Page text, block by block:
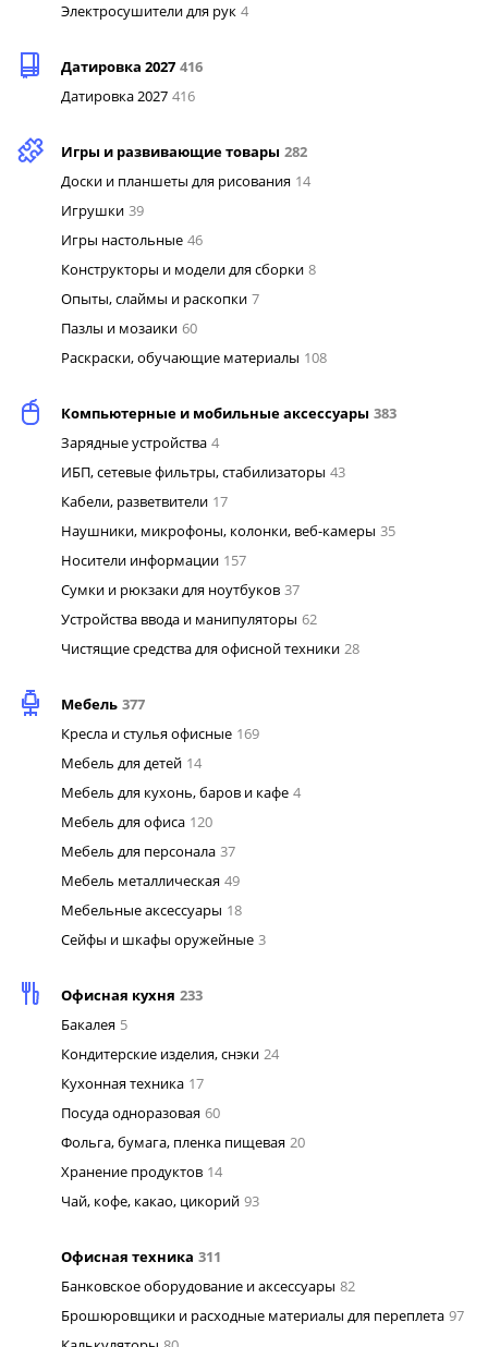
Электросушители для рук 4
Датировка 2027 416
Датировка 2027 416
Игры и развивающие товары 282
Доски и планшеты для рисования 14
Игрушки 39
Игры настольные 46
Конструкторы и модели для сборки 8
Опыты, слаймы и раскопки 7
Пазлы и мозаики 60
Раскраски, обучающие материалы 108
Компьютерные и мобильные аксессуары 383
Зарядные устройства 4
ИБП, сетевые фильтры, стабилизаторы 43
Кабели, разветвители 17
Наушники, микрофоны, колонки, веб-камеры 35
Носители информации 157
Сумки и рюкзаки для ноутбуков 37
Устройства ввода и манипуляторы 62
Чистящие средства для офисной техники 28
Мебель 377
Кресла и стулья офисные 169
Мебель для детей 14
Мебель для кухонь, баров и кафе 4
Мебель для офиса 120
Мебель для персонала 37
Мебель металлическая 49
Мебельные аксессуары 18
Сейфы и шкафы оружейные 3
Офисная кухня 233
Бакалея 5
Кондитерские изделия, снэки 24
Кухонная техника 17
Посуда одноразовая 60
Фольга, бумага, пленка пищевая 20
Хранение продуктов 14
Чай, кофе, какао, цикорий 93
Офисная техника 311
Банковское оборудование и аксессуары 82
Брошюровщики и расходные материалы для переплета 97